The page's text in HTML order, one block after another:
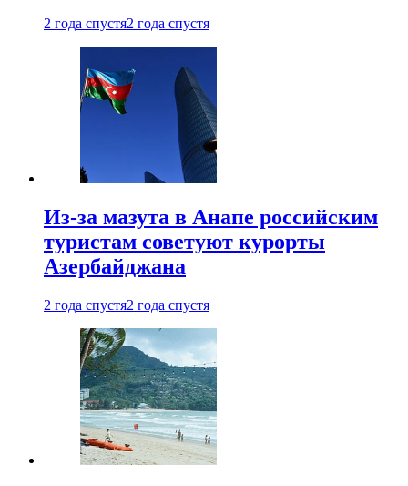
2 года спустя2 года спустя
Из-за мазута в Анапе российским
туристам советуют курорты
Азербайджана
2 года спустя2 года спустя